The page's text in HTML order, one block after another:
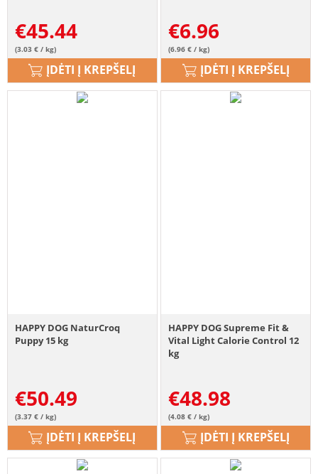
€45.44
(3.03 € / kg)
ĮDĖTI Į KREPŠELĮ
€6.96
(6.96 € / kg)
ĮDĖTI Į KREPŠELĮ
HAPPY DOG NaturCroq
Puppy 15 kg
€50.49
(3.37 € / kg)
ĮDĖTI Į KREPŠELĮ
HAPPY DOG Supreme Fit &
Vital Light Calorie Control 12
kg
€48.98
(4.08 € / kg)
ĮDĖTI Į KREPŠELĮ